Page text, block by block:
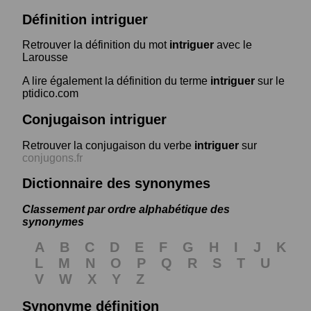
Définition intriguer
Retrouver la définition du mot intriguer avec le
Larousse
A lire également la définition du terme intriguer sur le
ptidico.com
Conjugaison intriguer
Retrouver la conjugaison du verbe intriguer sur
conjugons.fr
Dictionnaire des synonymes
Classement par ordre alphabétique des
synonymes
A B C D E F G H I J
K
L
M N O P Q R S T
U
V
W X Y
Z
Synonyme définition